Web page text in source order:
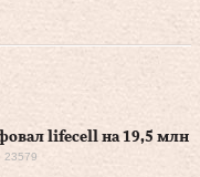
lifecell на 19,5 млн
23579